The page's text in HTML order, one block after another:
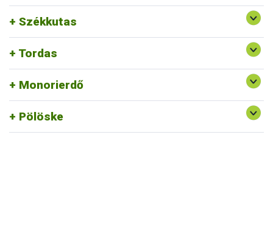
Székkutas
Tordas
Monorierdő
Pölöske